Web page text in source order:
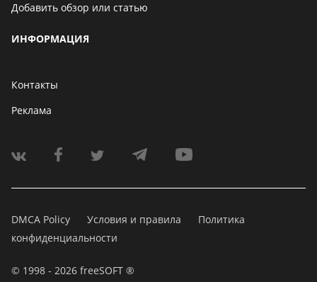
Добавить обзор или статью
ИНФОРМАЦИЯ
Контакты
Реклама
DMCA Policy Условия и правила
Политика
конфиденциальности
© 1998 - 2026 freeSOFT ®